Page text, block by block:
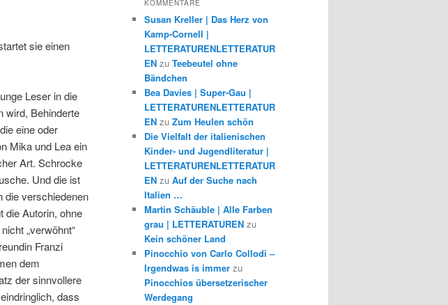
sie einen
Leser in die
wird, Behinderte
eine oder
Mika und Lea ein
Art. Schrocke
Und die ist
die verschiedenen
die Autorin, ohne
„verwöhnt“
Franzi
dem
der sinnvollere
dass
KOMMENTARE
Susan Kreller | Das Herz von
Kamp-Cornell |
LETTERATURENLETTERATUR
EN zu Teebeutel ohne
Bändchen
Bea Davies | Super-Gau |
LETTERATURENLETTERATUR
EN zu Zum Heulen schön
Die Vielfalt der italienischen
Kinder- und Jugendliteratur |
LETTERATURENLETTERATUR
EN zu Auf der Suche nach
Italien …
Martin Schäuble | Alle Farben
grau | LETTERATUREN zu
Kein schöner Land
Pinocchio von Carlo Collodi –
Irgendwas is immer zu
Pinocchios übersetzerischer
Werdegang